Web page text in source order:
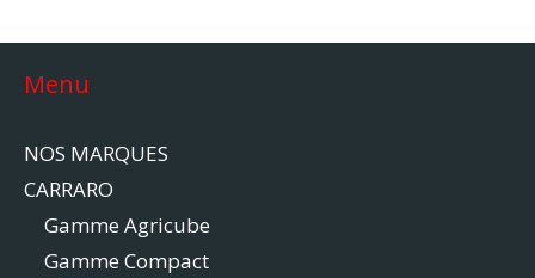
Menu
NOS MARQUES
CARRARO
Gamme Agricube
Gamme Compact